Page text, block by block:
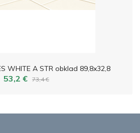
WHITE A STR obklad 89,8x32,8
53,2 € 73,4 €